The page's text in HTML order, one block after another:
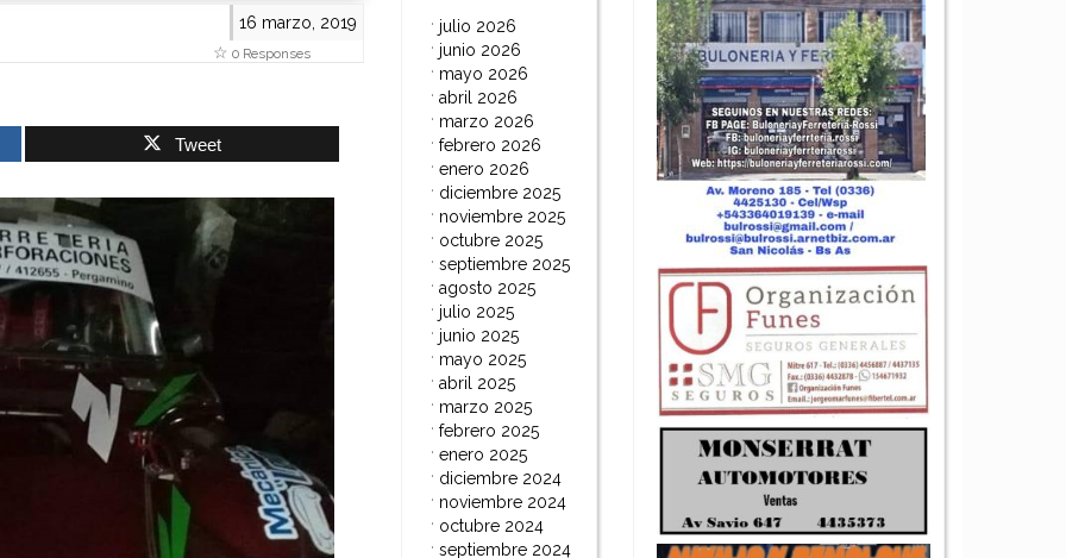
16 marzo, 2019
0 Responses
Tweet
julio 2026
junio 2026
mayo 2026
abril 2026
marzo 2026
febrero 2026
enero 2026
diciembre 2025
noviembre 2025
octubre 2025
septiembre 2025
agosto 2025
julio 2025
junio 2025
mayo 2025
abril 2025
marzo 2025
febrero 2025
enero 2025
diciembre 2024
noviembre 2024
octubre 2024
septiembre 2024